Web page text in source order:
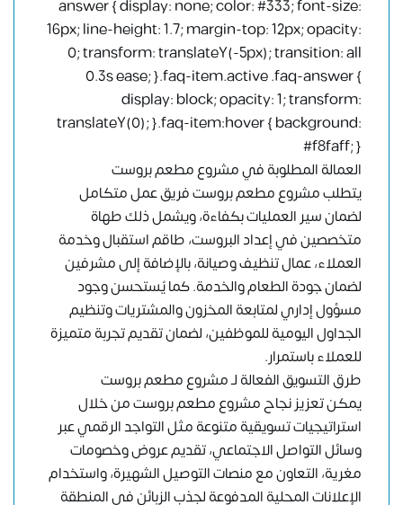
answer { display: none; color: #333; font-size:
16px; line-height: 1.7; margin-top: 12px; opacity:
0; transform: translateY(-5px); transition: all
0.3s ease; }.faq-item.active .faq-answer {
display: block; opacity: 1; transform:
translateY(0); }.faq-item:hover { background:
#f8faff; }
العمالة المطلوبة في مشروع مطعم بروست
يتطلب مشروع مطعم بروست فريق عمل متكامل
لضمان سير العمليات بكفاءة، ويشمل ذلك طهاة
متخصصين في إعداد البروست، طاقم استقبال وخدمة
العملاء، عمال تنظيف وصيانة، بالإضافة إلى مشرفين
لضمان جودة الطعام والخدمة. كما يُستحسن وجود
مسؤول إداري لمتابعة المخزون والمشتريات وتنظيم
الجداول اليومية للموظفين، لضمان تقديم تجربة متميزة
للعملاء باستمرار.
طرق التسويق الفعالة لـ مشروع مطعم بروست
يمكن تعزيز نجاح مشروع مطعم بروست من خلال
استراتيجيات تسويقية متنوعة مثل التواجد الرقمي عبر
وسائل التواصل الاجتماعي، تقديم عروض وخصومات
مغرية، التعاون مع منصات التوصيل الشهيرة، واستخدام
الإعلانات المحلية المدفوعة لجذب الزبائن في المنطقة